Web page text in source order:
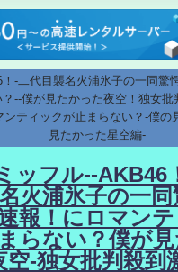
-二代目襲名火浦氷子の一同驚
？--僕が見たかった夜空！独女
ンティックが止まらない？-僕の
見たかった星空編-
ッフル--AKB46
火浦氷子の一同
報！にロマン
らない？僕が
空-独女批判殺到